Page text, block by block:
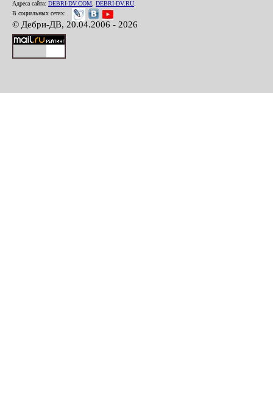
Адреса сайта: DEBRI-DV.COM DEBRI-DV.RU
В социальных сетях:
© Дебри-ДВ, 20.04.2006 - 2026